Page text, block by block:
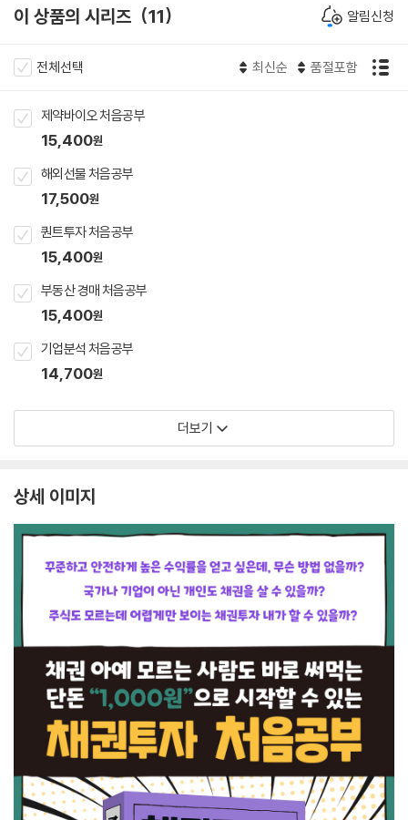
이 상품의 시리즈 11 알림신청
전체선택 최신순 품절포함
제약바이오 처음공부
15,400원
해외선물 처음공부
17,500원
퀀트투자 처음공부
15,400원
부동산 경매 처음공부
15,400원
기업분석 처음공부
14,700원
더보기
상세 이미지